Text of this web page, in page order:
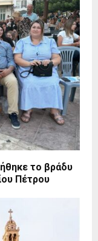
το βράδυ
Πέτρου